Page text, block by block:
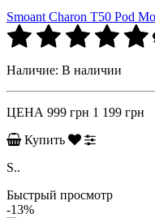
Smoant Charon T50 Pod
Наличие: В наличии
ЦЕНА 999 грн 1 199 грн
Купить
S..
Быстрый просмотр
-13%